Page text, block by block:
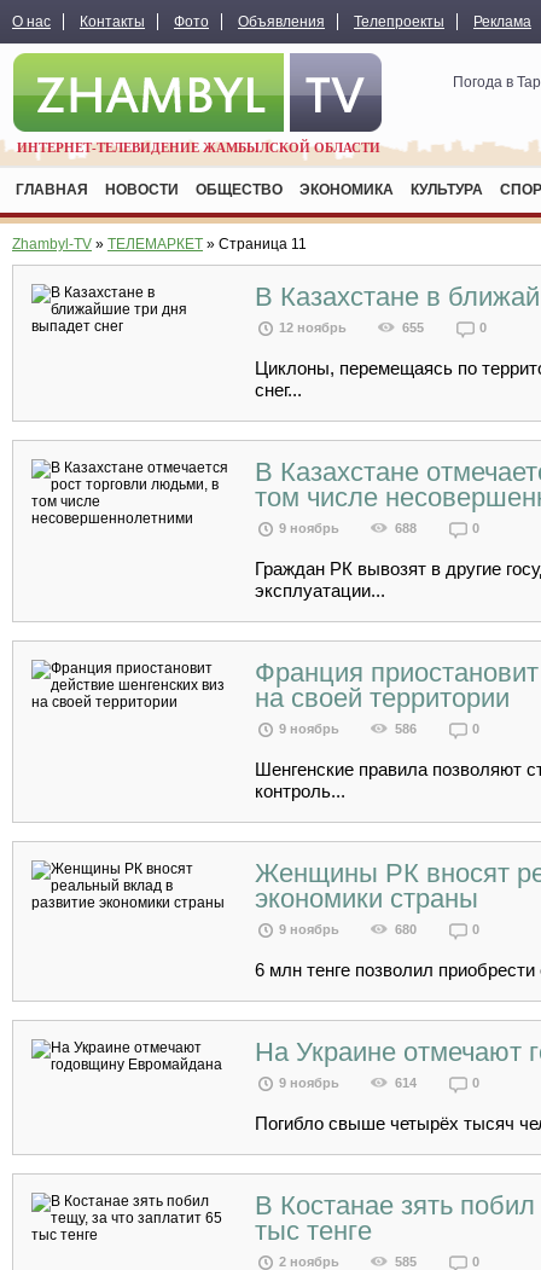
О нас Контакты Фото Объявления Телепроекты Реклама
ИНТЕРНЕТ-ТЕЛЕВИДЕНИЕ ЖАМБЫЛСКОЙ ОБЛАСТИ
Погода в
ГЛАВНАЯ НОВОСТИ ОБЩЕСТВО ЭКОНОМИКА КУЛЬТУРА
Zhambyl-TV » ТЕЛЕМАРКЕТ » Страница 11
В Казахстане в
12 ноябрь 655 0
Циклоны, перемещаясь по
снег...
В Казахстане
том числе
9 ноябрь 688 0
Граждан РК вывозят в другие
эксплуатации...
Франция
на своей территории
9 ноябрь 586 0
Шенгенские правила позволяют
контроль...
Женщины РК вносят
экономики страны
9 ноябрь 680 0
6 млн тенге позволил
На Украине отмечают
9 ноябрь 614 0
Погибло свыше четырёх тысяч
В Костанае зять
тыс тенге
2 ноябрь 585 0